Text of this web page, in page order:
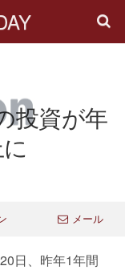
投資が年
メール
日、昨年1年間